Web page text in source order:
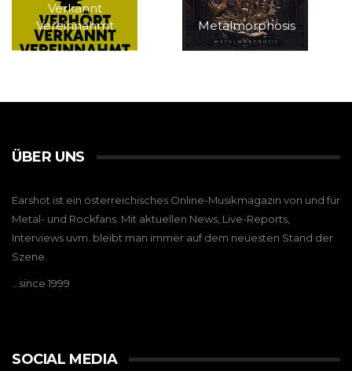
Verkannt
Vereinnahmt
–
Metalmorphosis
ÜBER UNS
Earshot ist ein österreichisches Online-Musikmagazin von und für
Metal- und Rockfans. Mit aktuellen News, Live-Reports,
Interviews uvm. bleibt man immer auf dem neuesten Stand der
Szene.
…since 1999
SOCIAL MEDIA